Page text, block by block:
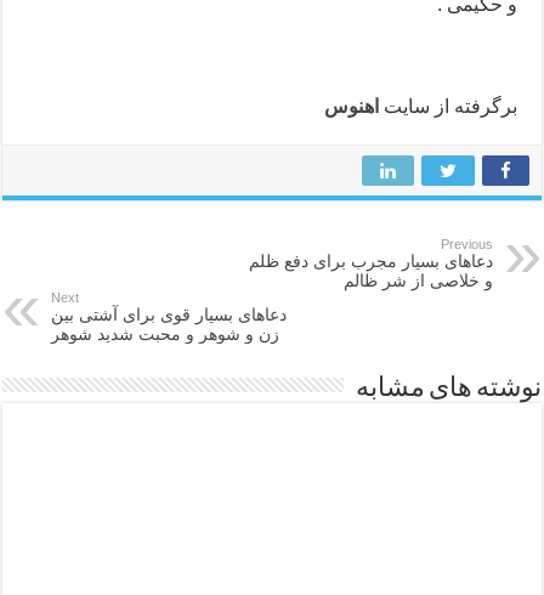
برگرفته از سایت اهنوس
Previous
دعاهای بسیار مجرب برای دفع ظلم
و خلاصی از شر ظالم
Next
دعاهای بسیار قوی برای آشتی بین
زن و شوهر و محبت شدید شوهر
نوشته های مشابه